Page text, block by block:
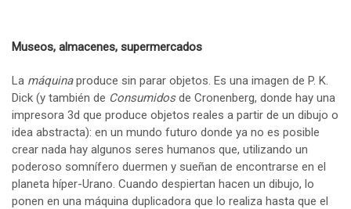
Museos, almacenes, supermercados
La máquinaproduce sin parar objetos. Es una imagen de P. K.
Dick (y también de Consumidosde Cronenberg, donde hay una
impresora 3d que produce objetos reales a partir de un dibujo o
idea abstracta): en un mundo futuro donde ya no es posible
crear nada hay algunos seres humanos que, utilizando un
poderoso somnífero duermen y sueñan de encontrarse en el
planeta híper-Urano. Cuando despiertan hacen un dibujo, lo
ponen en una máquina duplicadora que lo realiza hasta que el